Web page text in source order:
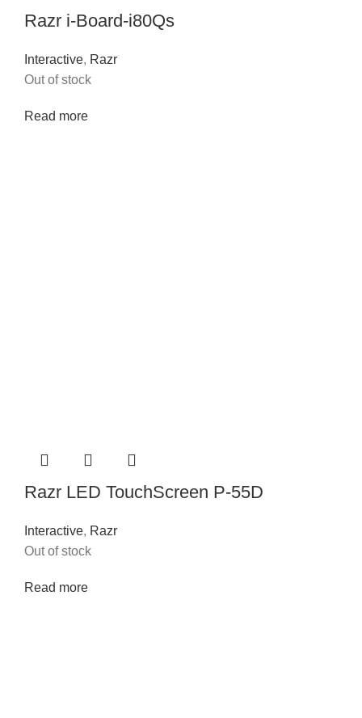
Razr i-Board-i80Qs
Interactive, Razr
Out of stock
Read more
Razr LED TouchScreen P-55D
Interactive, Razr
Out of stock
Read more